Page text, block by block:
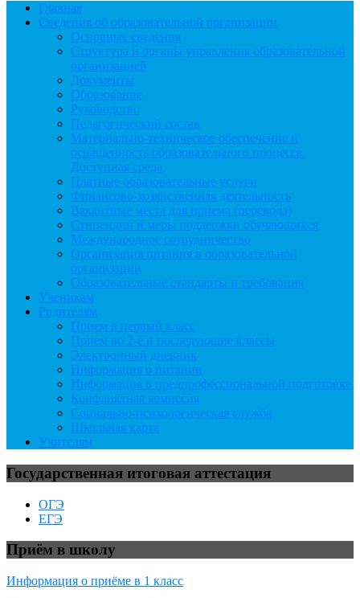
Главная
Сведения об образовательной организации
Основные сведения
Структура и органы управления образовательной
организацией
Документы
Образование
Руководство
Педагогический состав
Материально-техническое обеспечение и
оснащенность образовательного процесса.
Доступная среда
Платные образовательные услуги
Финансово-хозяйственная деятельность
Вакантные места для приема (перевода)
Стипендии и меры поддержки обучающихся
Международное сотрудничество
Организация питания в образовательной
организации
Образовательные стандарты и требования
Ученикам
Родителям
Прием в первый класс
Прием во 2-е и последующие классы
Электронный дневник
Информация о питании
Информация о предпрофессиональной подготовке
Конфликтная комиссия
Социально-психологическая служба
Школьная карта
Учителям
Государственная итоговая аттестация
ОГЭ
ЕГЭ
Приём в школу
Информация о приёме в 1 класс